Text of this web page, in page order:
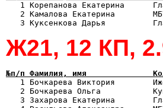
1 Корепанова Екатерина
2 Камалова Екатерина
Ж21, 12 КП,
№п/п Фамилия, имя
1 Бочкарева Виктория
2 Бочкарева Ольга
3 Захарова Екатерина